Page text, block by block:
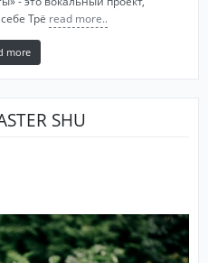
Трё read more..
more
SHU